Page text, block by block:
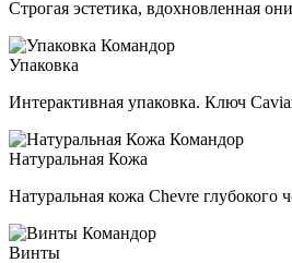
Строгая эстетика, вдохновленная
Упаковка
Интерактивная упаковка. Ключ
Натуральная Кожа
Натуральная кожа Chevre глубокого
Винты